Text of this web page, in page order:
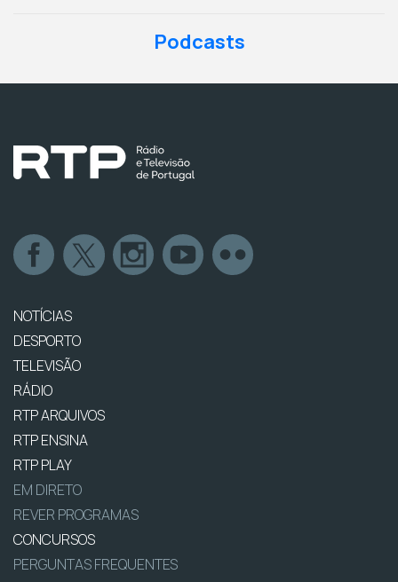
Podcasts
NOTÍCIAS
DESPORTO
TELEVISÃO
RÁDIO
RTP ARQUIVOS
RTP ENSINA
RTP PLAY
EM DIRETO
REVER PROGRAMAS
CONCURSOS
PERGUNTAS FREQUENTES